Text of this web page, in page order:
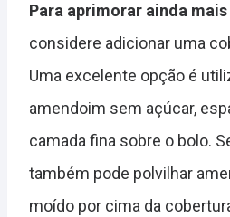
Para aprimorar ainda
considere adicionar uma
Uma excelente opção é
amendoim sem açúcar,
camada fina sobre o bolo.
também pode polvilhar
moído por cima da